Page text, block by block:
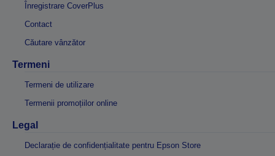
Înregistrare CoverPlus
Contact
Căutare vânzător
Termeni
Termeni de utilizare
Termenii promoțiilor online
Legal
Declarație de confidențialitate pentru Epson Store